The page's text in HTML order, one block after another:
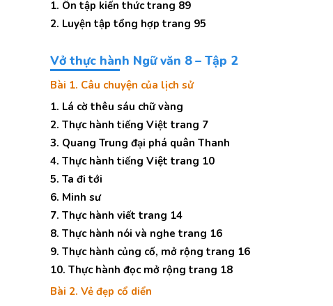
1. Ôn tập kiến thức trang 89
2. Luyện tập tổng hợp trang 95
Vở thực hành Ngữ văn 8 – Tập 2
Bài 1. Câu chuyện của lịch sử
1. Lá cờ thêu sáu chữ vàng
2. Thực hành tiếng Việt trang 7
3. Quang Trung đại phá quân Thanh
4. Thực hành tiếng Việt trang 10
5. Ta đi tới
6. Minh sư
7. Thực hành viết trang 14
8. Thực hành nói và nghe trang 16
9. Thực hành củng cố, mở rộng trang 16
10. Thực hành đọc mở rộng trang 18
Bài 2. Vẻ đẹp cổ diển